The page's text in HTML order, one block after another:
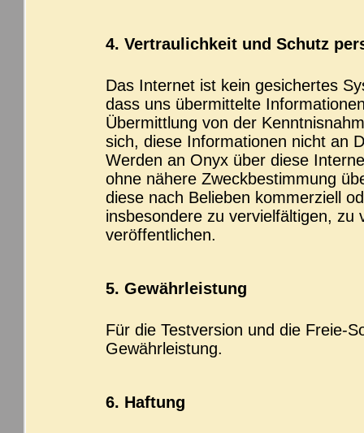
4. Vertraulichkeit und Schutz
Das Internet ist kein gesichertes
dass uns übermittelte
Übermittlung von der
sich, diese Informationen nicht an
Werden an Onyx über diese
ohne nähere Zweckbestimmung
diese nach Belieben kommerziell
insbesondere zu vervielfältigen,
veröffentlichen.
5. Gewährleistung
Für die Testversion und die Freie-
Gewährleistung.
6. Haftung